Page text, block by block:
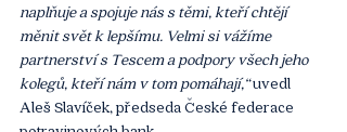
naplňuje a spojuje nás s těmi, kteří chtějí
měnit svět k lepšímu. Velmi si vážíme
partnerství s Tescem a podpory všech jeho
kolegů, kteří nám v tom pomáhají,“ uvedl
Aleš Slavíček, předseda České federace